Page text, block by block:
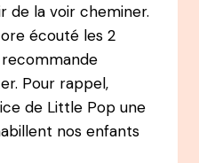
de la voir cheminer.
écouté les 2
Pour rappel,
de Little Pop une
nos enfants